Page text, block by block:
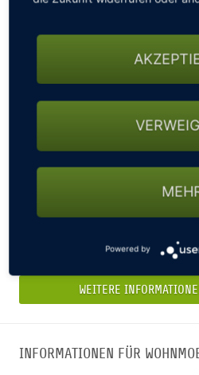
Die Mitgliedschaft im
Golf Verband e. V. (DGV-
Landes-Golfverband GVSH.
WEITERE
INFORMATIONEN FÜR
Powered by